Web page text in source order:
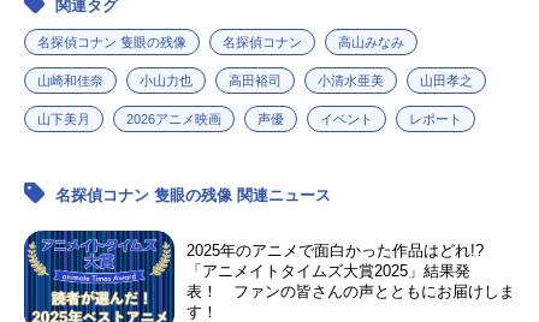
関連タグ
名探偵コナン 隻眼の残像 名探偵コナン 高山みなみ
山崎和佳奈 小山力也 高田裕司 小清水亜美 山田孝之
山下美月 2026アニメ映画 声優 イベント レポート
名探偵コナン 隻眼の残像 関連ニュース
2025年のアニメで面白かった作品はどれ!?
「アニメイトタイムズ大賞2025」結果発
表！ ファンの皆さんの声とともにお届けしま
す！